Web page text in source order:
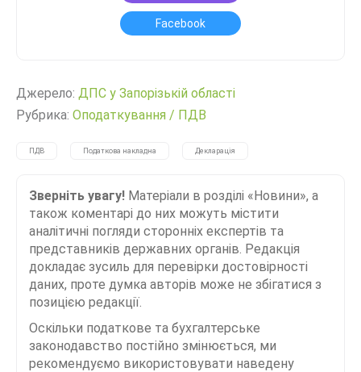
Facebook
Джерело: ДПС у Запорізькій області
Рубрика: Оподаткування / ПДВ
ПДВ Податкова накладна Декларація
Зверніть увагу! Матеріали в розділі «Новини», а
також коментарі до них можуть містити
аналітичні погляди сторонніх експертів та
представників державних органів. Редакція
докладає зусиль для перевірки достовірності
даних, проте думка авторів може не збігатися з
позицією редакції.
Оскільки податкове та бухгалтерське
законодавство постійно змінюється, ми
рекомендуємо використовувати наведену